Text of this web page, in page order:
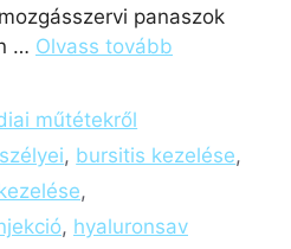
panaszok
… Olvass tovább
műtétekről
, bursitis kezelése,
,
, hyaluronsav